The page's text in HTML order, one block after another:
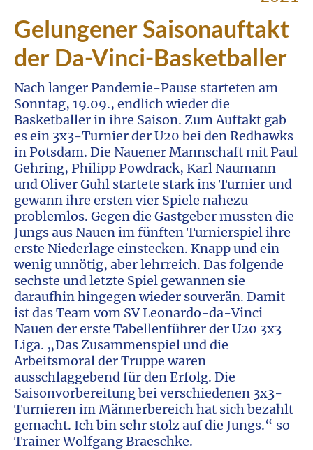
Gelungener Saisonauftakt
der Da-Vinci-Basketballer
Nach langer Pandemie-Pause starteten am
Sonntag, 19.09., endlich wieder die
Basketballer in ihre Saison. Zum Auftakt gab
es ein 3x3-Turnier der U20 bei den Redhawks
in Potsdam. Die Nauener Mannschaft mit Paul
Gehring, Philipp Powdrack, Karl Naumann
und Oliver Guhl startete stark ins Turnier und
gewann ihre ersten vier Spiele nahezu
problemlos. Gegen die Gastgeber mussten die
Jungs aus Nauen im fünften Turnierspiel ihre
erste Niederlage einstecken. Knapp und ein
wenig unnötig, aber lehrreich. Das folgende
sechste und letzte Spiel gewannen sie
daraufhin hingegen wieder souverän. Damit
ist das Team vom SV Leonardo-da-Vinci
Nauen der erste Tabellenführer der U20 3x3
Liga. „Das Zusammenspiel und die
Arbeitsmoral der Truppe waren
ausschlaggebend für den Erfolg. Die
Saisonvorbereitung bei verschiedenen 3x3-
Turnieren im Männerbereich hat sich bezahlt
gemacht. Ich bin sehr stolz auf die Jungs.“ so
Trainer Wolfgang Braeschke.